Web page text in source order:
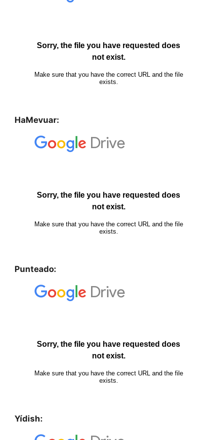
HaMevuar:
Punteado:
Yídish: